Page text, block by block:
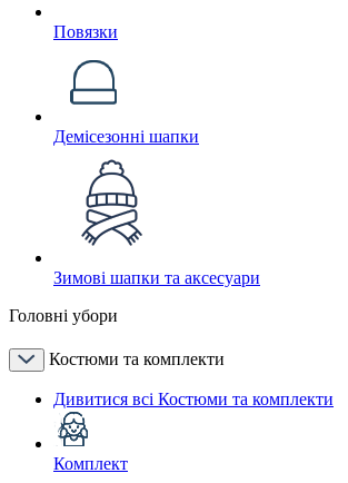
Повязки
Демісезонні шапки
Зимові шапки та аксесуари
Головні убори
Костюми та комплекти
Дивитися всі Костюми та комплекти
Комплект